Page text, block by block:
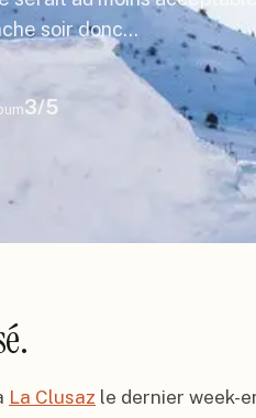
soir donc…
3/5
La Clusaz le dernier week-